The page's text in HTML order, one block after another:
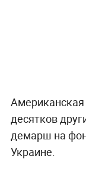
десятков
демарш на
Украине.